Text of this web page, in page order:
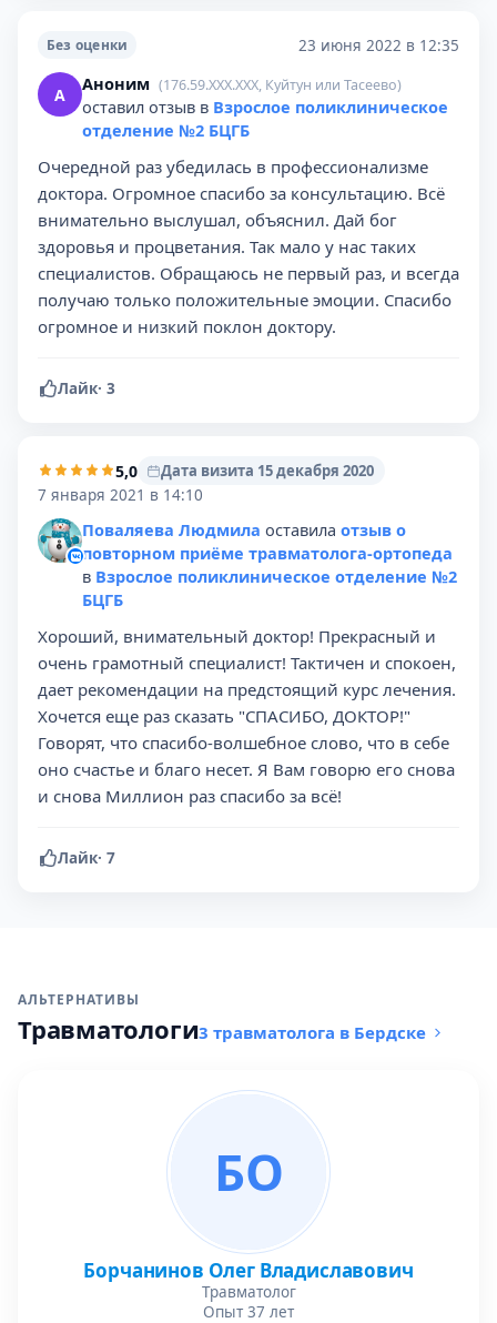
Без оценки 23 июня 2022 в 12:35
А Аноним (176.59.XXX.XXX, Куйтун или Тасеево)
оставил отзыв в Взрослое поликлиническое
отделение №2 БЦГБ
Очередной раз убедилась в профессионализме
доктора. Огромное спасибо за консультацию. Всё
внимательно выслушал, объяснил. Дай бог
здоровья и процветания. Так мало у нас таких
специалистов. Обращаюсь не первый раз, и всегда
получаю только положительные эмоции. Спасибо
огромное и низкий поклон доктору.
Лайк· 3
5,0
Дата визита 15 декабря 2020
7 января 2021 в 14:10
Поваляева Людмила оставила отзыв о
повторном приёме травматолога-ортопеда
в Взрослое поликлиническое отделение №2
БЦГБ
Хороший, внимательный доктор! Прекрасный и
очень грамотный специалист! Тактичен и спокоен,
дает рекомендации на предстоящий курс лечения.
Хочется еще раз сказать "СПАСИБО, ДОКТОР!"
Говорят, что спасибо-волшебное слово, что в себе
оно счастье и благо несет. Я Вам говорю его снова
и снова Миллион раз спасибо за всё!
Лайк· 7
АЛЬТЕРНАТИВЫ
Травматологи3 травматолога в Бердске
БО
Борчанинов Олег Владиславович
Травматолог
Опыт 37 лет